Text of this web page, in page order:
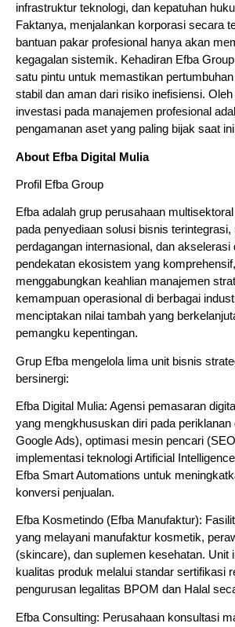
infrastruktur teknologi, dan kepatuhan
Faktanya, menjalankan korporasi secara
bantuan pakar profesional hanya akan
kegagalan sistemik. Kehadiran Efba
satu pintu untuk memastikan
stabil dan aman dari risiko inefisiensi. Oleh
investasi pada manajemen profesional
pengamanan aset yang paling bijak saat
About Efba Digital Mulia
Profil Efba Group
Efba adalah grup perusahaan
pada penyediaan solusi bisnis terintegrasi,
perdagangan internasional, dan akselerasi
pendekatan ekosistem yang
menggabungkan keahlian manajemen
kemampuan operasional di berbagai
menciptakan nilai tambah yang
pemangku kepentingan.
Grup Efba mengelola lima unit bisnis
bersinergi:
Efba Digital Mulia: Agensi pemasaran
yang mengkhususkan diri pada periklanan
Google Ads), optimasi mesin pencari
implementasi teknologi Artificial
Efba Smart Automations untuk
konversi penjualan.
Efba Kosmetindo (Efba Manufaktur):
yang melayani manufaktur kosmetik,
(skincare), dan suplemen kesehatan. Unit
kualitas produk melalui standar sertifikasi
pengurusan legalitas BPOM dan Halal
Efba Consulting: Perusahaan konsultasi